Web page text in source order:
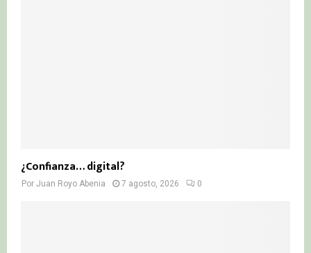
¿Confianza… digital?
Por Juan Royo Abenia 7 agosto, 2026 0